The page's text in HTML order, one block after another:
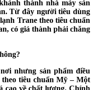
thành nhà máy sản
Từ đây người tiêu dùng
Trane theo tiêu chuẩn
có giá thành phải chăng
nhưng sản phẩm điều
tiêu chuẩn Mỹ – Một
cao về chất lượng. Chính